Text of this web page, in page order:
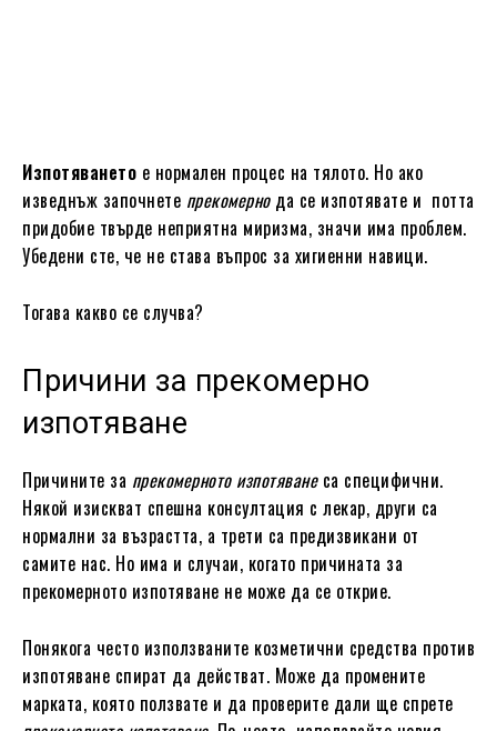
Изпотяването е нормален процес на тялото. Но ако
изведнъж започнете прекомернода се изпотявате и потта
придобие твърде неприятна миризма, значи има проблем.
Убедени сте, че не става въпрос за хигиенни навици.
Тогава какво се случва?
Причини за прекомерно
изпотяване
Причините за прекомерното изпотяванеса специфични.
Някой изискват спешна консултация с лекар, други са
нормални за възрастта, а трети са предизвикани от
самите нас. Но има и случаи, когато причината за
прекомерното изпотяване не може да се открие.
Понякога често използваните козметични средства против
изпотяване спират да действат. Може да промените
марката, която ползвате и да проверите дали ще спрете